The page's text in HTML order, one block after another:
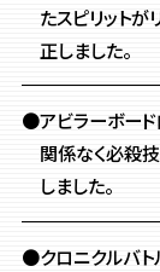
たスピリット
正しました。
●アビラーボード
関係なく必殺
しました。
●クロニクルバト